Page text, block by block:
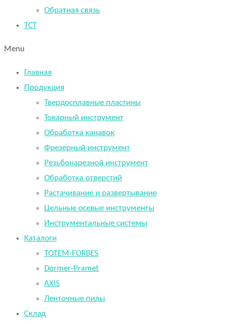
Обратная связь
TCT
Menu
Главная
Продукция
Твердосплавные пластины
Токарный инструмент
Обработка канавок
Фрезерный инструмент
Резьбонарезной инструмент
Обработка отверстий
Растачивание и развертывание
Цельные осевые инструменты
Инструментальные системы
Каталоги
TOTEM-FORBES
Dormer-Pramet
AXIS
Ленточные пилы
Склад